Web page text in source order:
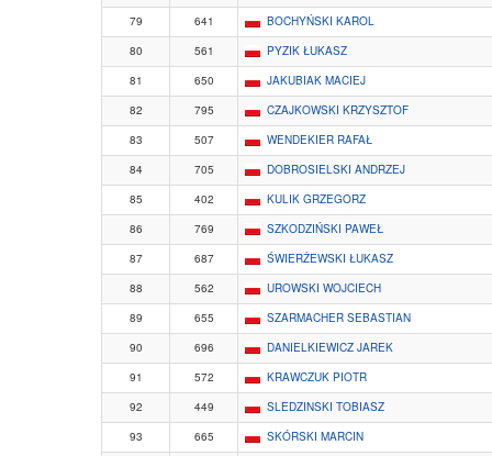
79
641
BOCHYŃSKI KAROL
80
561
PYZIK ŁUKASZ
81
650
JAKUBIAK MACIEJ
82
795
CZAJKOWSKI KRZYSZTOF
83
507
WENDEKIER RAFAŁ
84
705
DOBROSIELSKI ANDRZEJ
85
402
KULIK GRZEGORZ
86
769
SZKODZIŃSKI PAWEŁ
87
687
ŚWIERŻEWSKI ŁUKASZ
88
562
UROWSKI WOJCIECH
89
655
SZARMACHER SEBASTIAN
90
696
DANIELKIEWICZ JAREK
91
572
KRAWCZUK PIOTR
92
449
SLEDZINSKI TOBIASZ
93
665
SKÓRSKI MARCIN